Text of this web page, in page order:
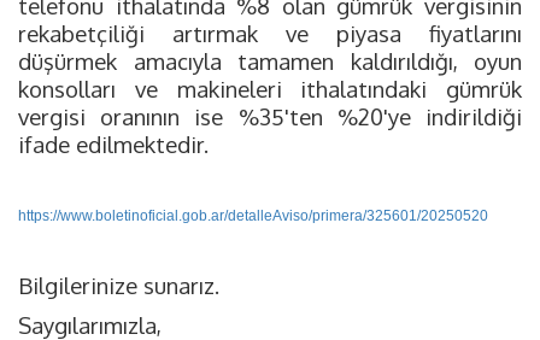
rekabetçiliği artırmak ve piyasa fiyatlarını
düşürmek amacıyla tamamen kaldırıldığı, oyun
konsolları ve makineleri ithalatındaki gümrük
vergisi oranının ise %35'ten %20'ye indirildiği
ifade edilmektedir.
https://www.boletinoficial.gob.ar/detalleAviso/primera/325601/20250520
Bilgilerinize sunarız.
Saygılarımızla,